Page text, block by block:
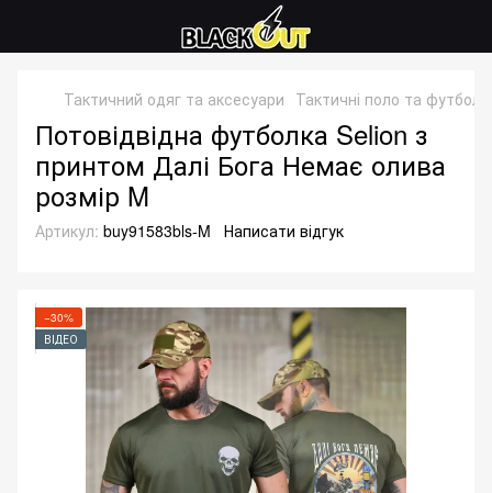
Тактичний одяг та аксесуари Тактичні поло та
Потовідвідна футболка Selion з
принтом Далі Бога Немає олива
розмір M
Артикул: buy91583bls-M Написати відгук
−30%
ВІДЕО